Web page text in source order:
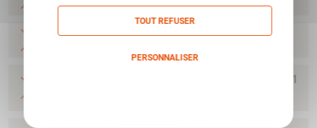
CARA LUPO HPR 308 W 61 CM BENELLI
CARA LUPO OPTIFADE E2 308W 5CP 56 CM 14X1
TOUT REFUSER
PERSONNALISER